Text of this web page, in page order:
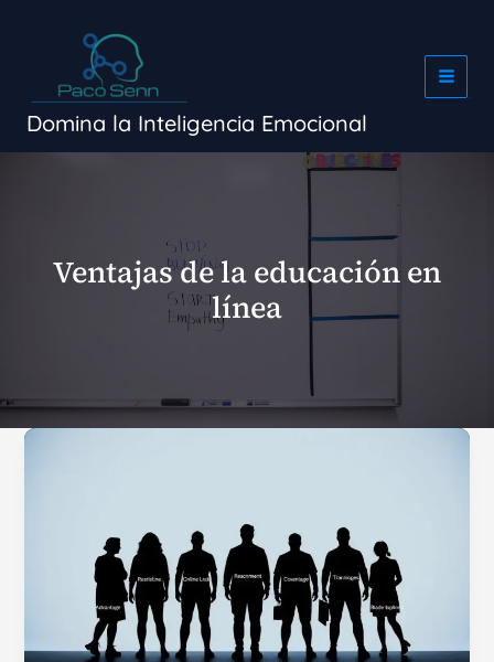
Domina la Inteligencia Emocional
Ventajas de la educación en
línea